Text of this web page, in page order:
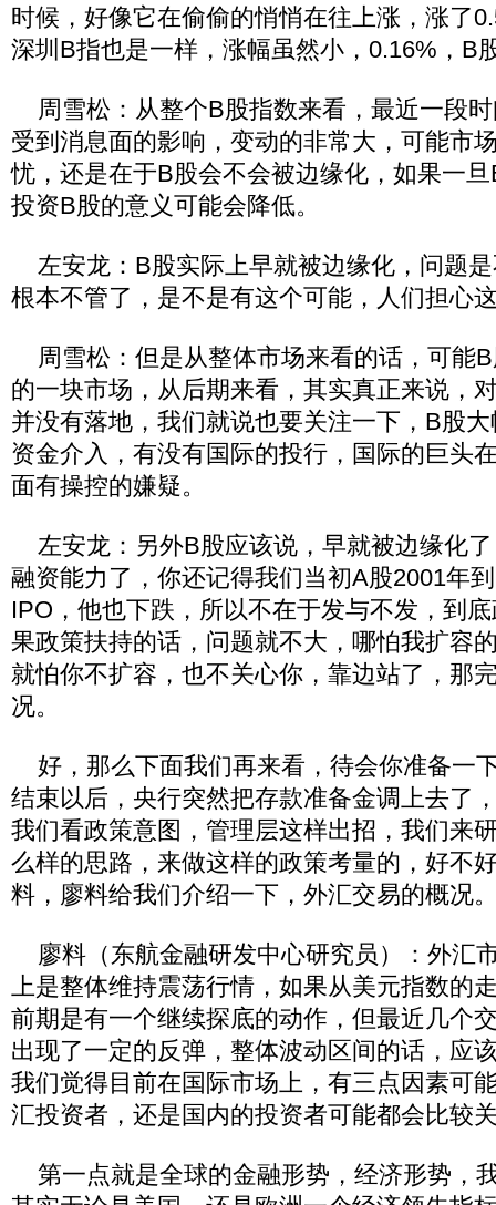
时候，好像它在偷偷的悄悄在往上涨，涨了
深圳B指也是一样，涨幅虽然小，0.16%，B
周雪松：从整个B股指数来看，最近一段
受到消息面的影响，变动的非常大，可能市
忧，还是在于B股会不会被边缘化，如果一
投资B股的意义可能会降低。
左安龙：B股实际上早就被边缘化，问题
根本不管了，是不是有这个可能，人们担心
周雪松：但是从整体市场来看的话，可能
的一块市场，从后期来看，其实真正来说，
并没有落地，我们就说也要关注一下，B股
资金介入，有没有国际的投行，国际的巨头
面有操控的嫌疑。
左安龙：另外B股应该说，早就被边缘化
融资能力了，你还记得我们当初A股2001年
IPO，他也下跌，所以不在于发与不发，到
果政策扶持的话，问题就不大，哪怕我扩容
就怕你不扩容，也不关心你，靠边站了，那
况。
好，那么下面我们再来看，待会你准备一
结束以后，央行突然把存款准备金调上去了
我们看政策意图，管理层这样出招，我们来
么样的思路，来做这样的政策考量的，好不
料，廖料给我们介绍一下，外汇交易的概况
廖料（东航金融研发中心研究员）：外汇
上是整体维持震荡行情，如果从美元指数的
前期是有一个继续探底的动作，但最近几个
出现了一定的反弹，整体波动区间的话，应
我们觉得目前在国际市场上，有三点因素可
汇投资者，还是国内的投资者可能都会比较
第一点就是全球的金融形势，经济形势，